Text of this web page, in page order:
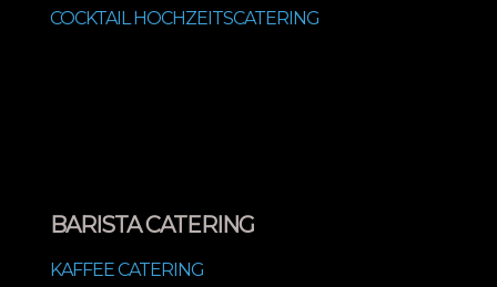
COCKTAIL HOCHZEITSCATERING
BARISTA CATERING
KAFFEE CATERING